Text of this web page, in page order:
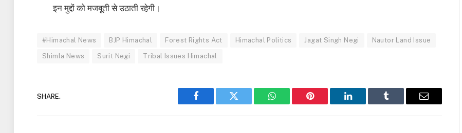
इन मुद्दों को मजबूती से उठाती रहेगी।
#Himachal News BJP Himachal Forest Rights Act Himachal Politics Jagat Singh Negi Nautor Land Issue
Shimla News Surit Negi Tribal Issues Himachal
SHARE.
Facebook Twitter WhatsAppPinterest LinkedIn Tumblr Email